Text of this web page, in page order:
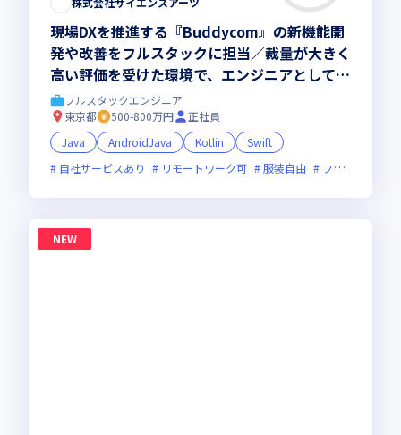
現場DXを推進する『Buddycom』の新機能開
発や改善をフルスタックに担当／裁量が大きく
高い評価を受けた環境で、エンジニアとして一
生役立つスキルが身につきます
フルスタックエンジニア
東京都
500-800万円
正社員
Java
AndroidJava Kotlin
Swift
自社サービスあり
リモートワーク可 服装自由 フレックス制度あり
NEW